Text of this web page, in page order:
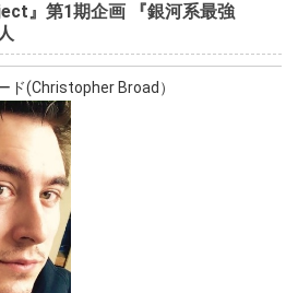
』第1期企画 『銀河系最強
ド(Christopher Broad）